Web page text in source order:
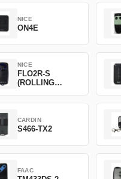
NICE
ON4E
NICE
FLO2R-S
(ROLLING
CARDIN
S466-TX2
FAAC